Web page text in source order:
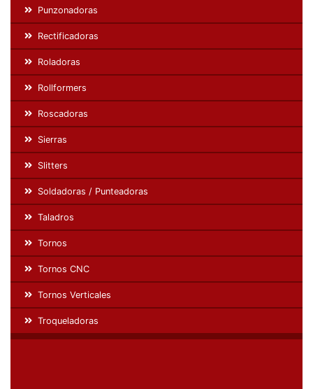
Punzonadoras
Rectificadoras
Roladoras
Rollformers
Roscadoras
Sierras
Slitters
Soldadoras / Punteadoras
Taladros
Tornos
Tornos CNC
Tornos Verticales
Troqueladoras